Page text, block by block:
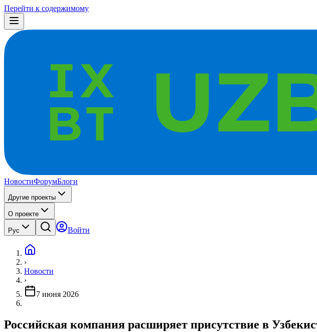
Перейти к содержимому
НовостиФорумБлоги
Другие проекты
О проекте
Рус Войти
›
Новости
›
7 июня 2026
Российская компания расширяет присутствие в